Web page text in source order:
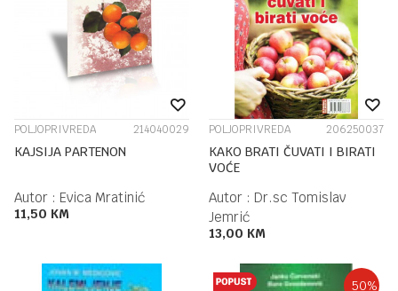
POLJOPRIVREDA 214040029
KAJSIJA PARTENON
Autor : Evica Mratinić
11,50 KM
POLJOPRIVREDA 206250037
KAKO BRATI ČUVATI I BIRATI
VOĆE
Autor : Dr.sc Tomislav
Jemrić
13,00 KM
50%